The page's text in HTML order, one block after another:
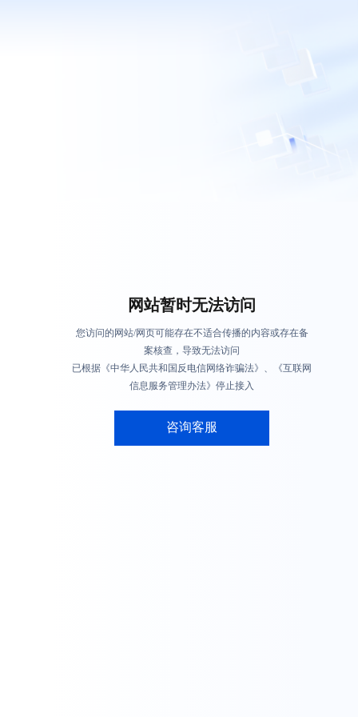
网站暂时无法访问
您访问的网站/网页可能存在不适合传播的内容或存在备
案核查，导致无法访问
已根据《中华人民共和国反电信网络诈骗法》、《互联网
信息服务管理办法》停止接入
咨询客服